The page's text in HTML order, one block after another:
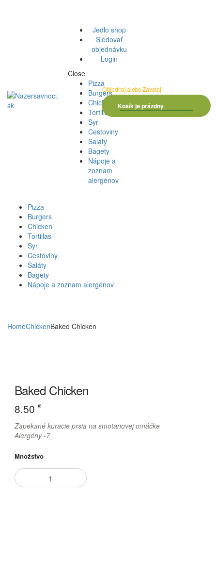
Jedlo shop
Sledovať
objednávku
Login
Close
Pizza
Burgers
Chicken
Tortillas
Syr
Cestoviny
Šaláty
Bagety
Nápoje a
zoznam
alergénov
Objednaj alebo Zavolaj
Košík je prázdny
0 položky 0.00 €
Pizza
Burgers
Chicken
Tortillas
Syr
Cestoviny
Šaláty
Bagety
Nápoje a zoznam alergénov
HomeChickenBaked Chicken
Baked Chicken
8.50 €
Zapekané kuracie prsia na smotanovej omáčke
Alergény -7
Množstvo